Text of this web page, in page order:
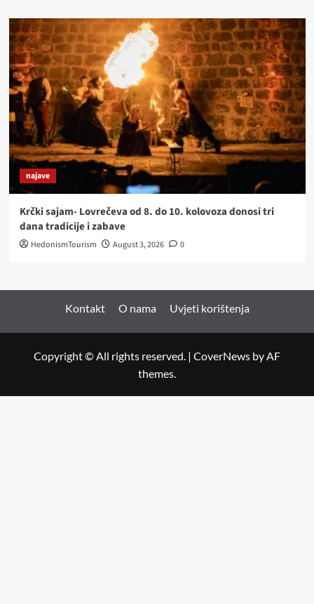
najave
Krčki sajam- Lovrečeva od 8. do 10. kolovoza donosi tri
dana tradicije i zabave
HedonismTourism August 3, 2026 0
Kontakt O nama Uvjeti korištenja
Copyright © All rights reserved. | CoverNews by AF
themes.